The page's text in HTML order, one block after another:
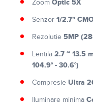
Zoom Optic 5X
Senzor 1/2.7"
Rezolutie 5MP
Lentila 2.7 ~ 13.5
104.9° - 30.6°)
Compresie Ultra
Iluminare minima